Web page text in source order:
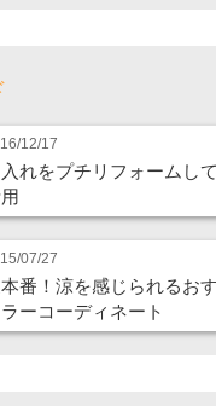
12/17
れをプチリフォームし
07/27
番！涼を感じられるお
ーコーディネート